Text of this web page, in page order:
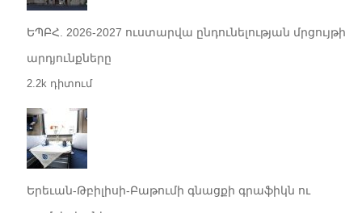
ԵՊԲՀ. 2026-2027 ուստարվա ընդունելության մրցույթի
արդյունքները
2.2k դիտում
Երեւան-Թբիլիսի-Բաթումի գնացքի գրաֆիկն ու